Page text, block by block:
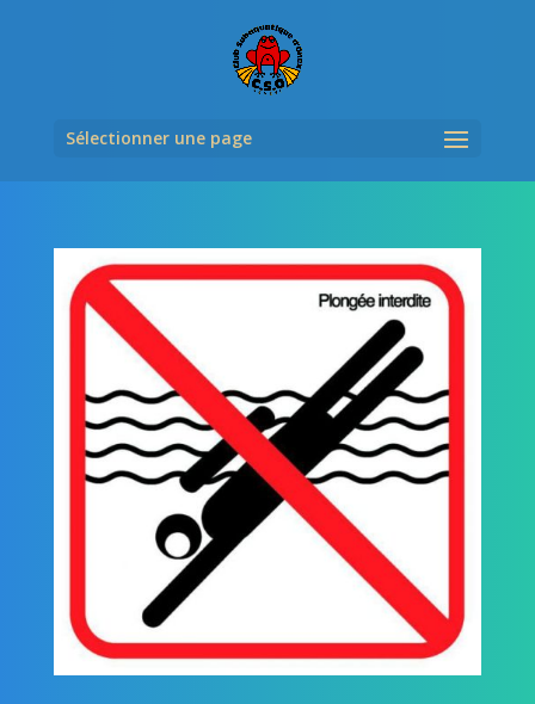
Sélectionner une page